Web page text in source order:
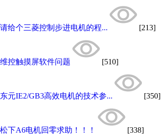
请给个三菱控制步进电机的程... [213]
维控触摸屏软件问题 [510]
东元IE2/GB3高效电机的技术参... [350]
松下A6电机回零求助！！！ [338]